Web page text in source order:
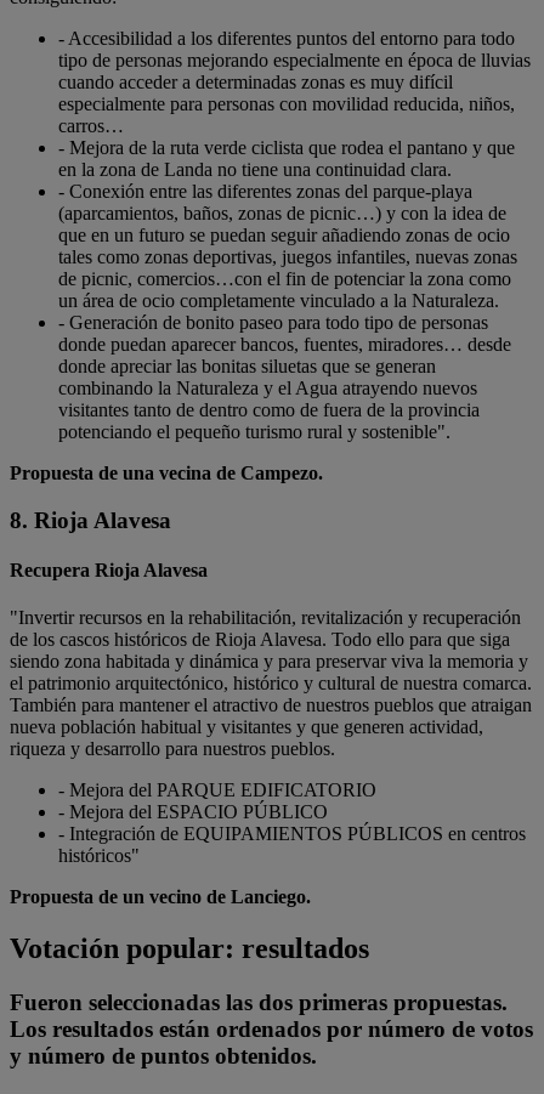
- Accesibilidad a los diferentes puntos del entorno para todo
tipo de personas mejorando especialmente en época de lluvias
cuando acceder a determinadas zonas es muy difícil
especialmente para personas con movilidad reducida, niños,
carros…
- Mejora de la ruta verde ciclista que rodea el pantano y que
en la zona de Landa no tiene una continuidad clara.
- Conexión entre las diferentes zonas del parque-playa
(aparcamientos, baños, zonas de picnic…) y con la idea de
que en un futuro se puedan seguir añadiendo zonas de ocio
tales como zonas deportivas, juegos infantiles, nuevas zonas
de picnic, comercios…con el fin de potenciar la zona como
un área de ocio completamente vinculado a la Naturaleza.
- Generación de bonito paseo para todo tipo de personas
donde puedan aparecer bancos, fuentes, miradores… desde
donde apreciar las bonitas siluetas que se generan
combinando la Naturaleza y el Agua atrayendo nuevos
visitantes tanto de dentro como de fuera de la provincia
potenciando el pequeño turismo rural y sostenible".
Propuesta de una vecina de Campezo.
8. Rioja Alavesa
Recupera Rioja Alavesa
"Invertir recursos en la rehabilitación, revitalización y recuperación
de los cascos históricos de Rioja Alavesa. Todo ello para que siga
siendo zona habitada y dinámica y para preservar viva la memoria y
el patrimonio arquitectónico, histórico y cultural de nuestra comarca.
También para mantener el atractivo de nuestros pueblos que atraigan
nueva población habitual y visitantes y que generen actividad,
riqueza y desarrollo para nuestros pueblos.
- Mejora del PARQUE EDIFICATORIO
- Mejora del ESPACIO PÚBLICO
- Integración de EQUIPAMIENTOS PÚBLICOS en centros
históricos"
Propuesta de un vecino de Lanciego.
Votación popular: resultados
Fueron seleccionadas las dos primeras propuestas.
Los resultados están ordenados por número de votos
y número de puntos obtenidos.